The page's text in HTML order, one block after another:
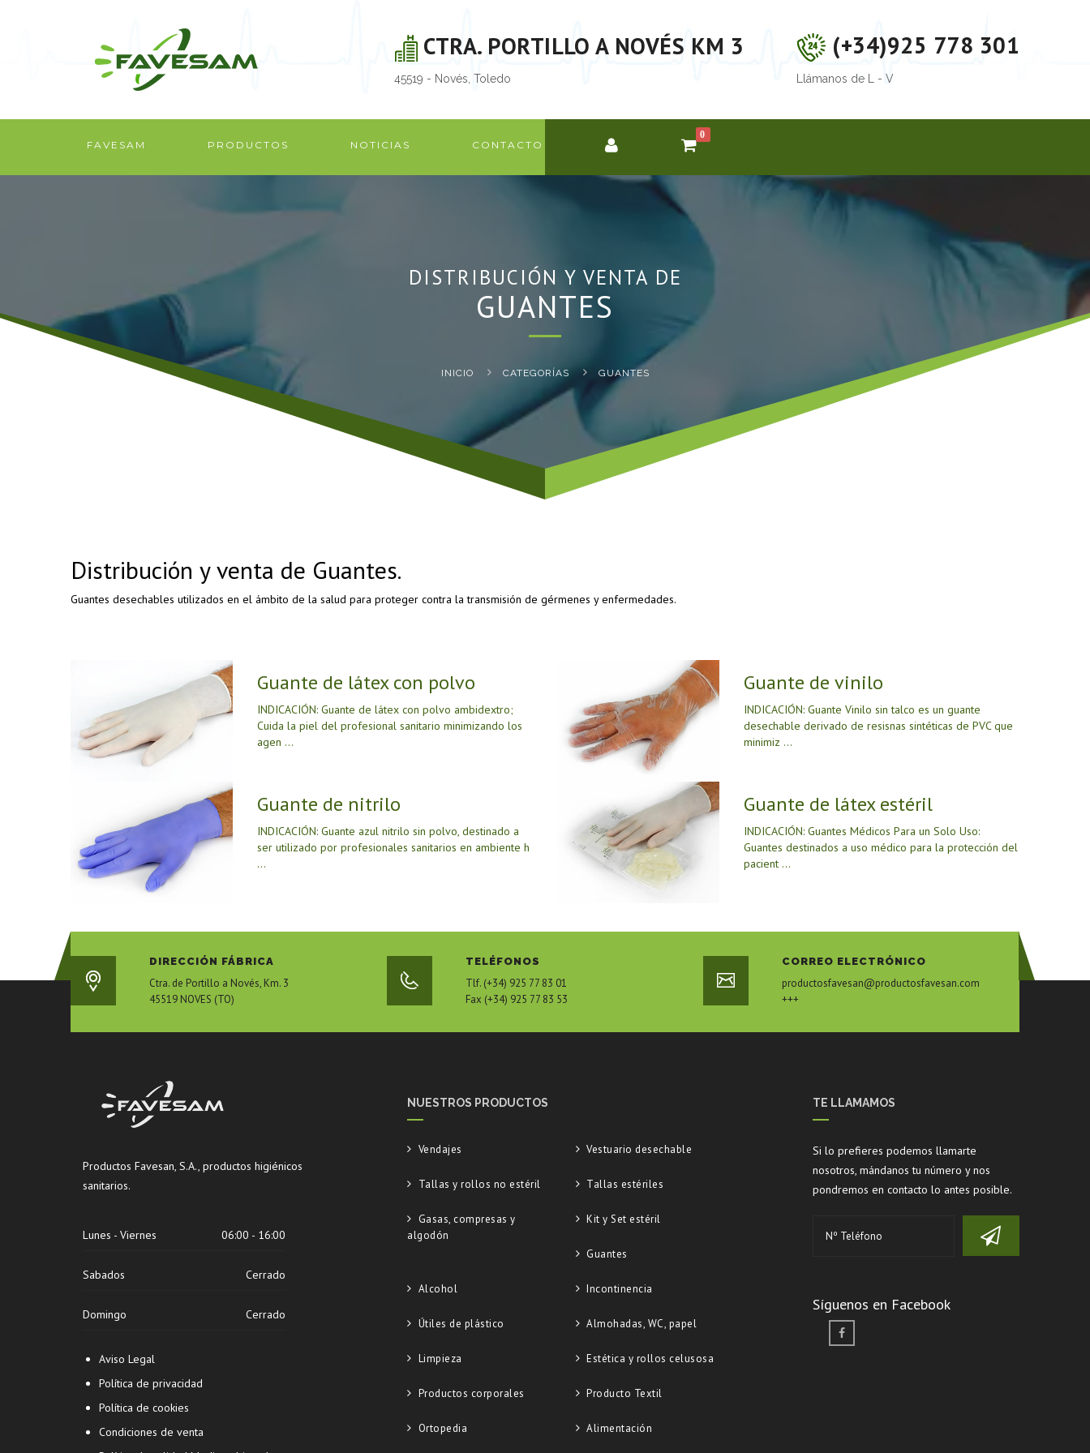
CTRA. PORTILLO A NOVÉS KM 3
45519 - Novés, Toledo
(+34)925 778 301
Llámanos de L - V
FAVESAM PRODUCTOS NOTICIAS CONTACTO
0
DISTRIBUCIÓN Y VENTA DE
GUANTES
INICIO CATEGORÍ­AS GUANTES
Distribución y venta de Guantes.
Guantes desechables utilizados en el ámbito de la salud para proteger contra la transmisión de gérmenes y enfermedades.
Guante de látex con polvo
INDICACIÓN: Guante de látex con polvo ambidextro;
Cuida la piel del profesional sanitario minimizando los
agen ...
Guante de vinilo
INDICACIÓN: Guante Vinilo sin talco es un guante
desechable derivado de resisnas sintéticas de PVC que
minimiz ...
Guante de nitrilo
INDICACIÓN: Guante azul nitrilo sin polvo, destinado a
ser utilizado por profesionales sanitarios en ambiente h
...
Guante de látex estéril
INDICACIÓN: Guantes Médicos Para un Solo Uso:
Guantes destinados a uso médico para la protección del
pacient ...
DIRECCIÓN FÁBRICA
Ctra. de Portillo a Novés, Km. 3
45519 NOVES (TO)
TELÉFONOS
Tlf. (+34) 925 77 83 01
Fax (+34) 925 77 83 53
CORREO ELECTRÓNICO
productosfavesan@productosfavesan.com
+++
Productos Favesan, S.A., productos higiénicos
sanitarios.
Lunes - Viernes 06:00 - 16:00
Sabados Cerrado
Domingo Cerrado
Aviso Legal
Política de privacidad
Política de cookies
Condiciones de venta
NUESTROS PRODUCTOS
Vendajes Vestuario desechable
Tallas y rollos no estéril Tallas estériles
Gasas, compresas y
algodón
Kit y Set estéril
Guantes
Alcohol Incontinencia
Útiles de plástico Almohadas, WC, papel
Limpieza Estética y rollos celusosa
Productos corporales Producto Textil
Ortopedia Alimentación
TE LLAMAMOS
Si lo prefieres podemos llamarte
nosotros, mándanos tu número y nos
pondremos en contacto lo antes posible.
Síguenos en Facebook